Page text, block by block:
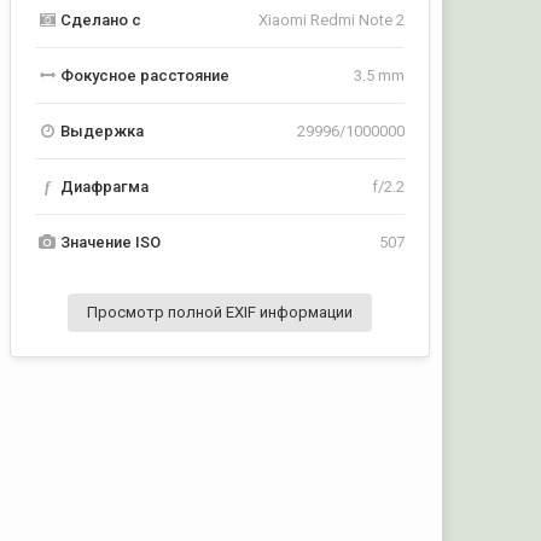
Сделано с Xiaomi Redmi Note 2
Фокусное расстояние 3.5 mm
Выдержка 29996/1000000
f Диафрагма f/2.2
Значение ISO 507
Просмотр полной EXIF информации